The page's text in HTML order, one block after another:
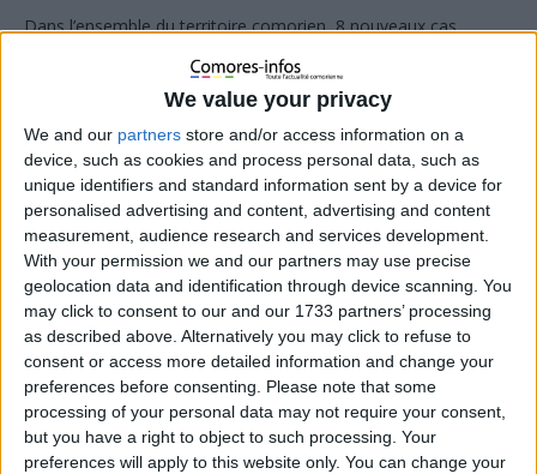
We value your privacy
We and our partners store and/or access information on a
device, such as cookies and process personal data, such as
unique identifiers and standard information sent by a device for
personalised advertising and content, advertising and content
measurement, audience research and services development.
With your permission we and our partners may use precise
geolocation data and identification through device scanning. You
may click to consent to our and our 1733 partners’ processing
as described above. Alternatively you may click to refuse to
consent or access more detailed information and change your
preferences before consenting. Please note that some
processing of your personal data may not require your consent,
but you have a right to object to such processing. Your
preferences will apply to this website only. You can change your
Dans l’ensemble du territoire comorien, 8 nouveaux cas
enregistrés dans la grande Comores. Ce qui ramène les cas à
545. Aucun nouveau guéri n’a été enregistré sur les 3 îles
indépendantes. Les cas actifs sont 30 dont 22 à Ngazidja et 10
à Anjouan.